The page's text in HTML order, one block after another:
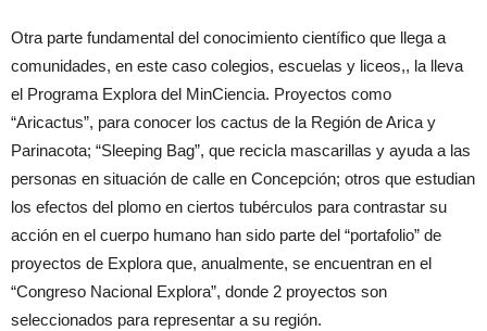
Otra parte fundamental del conocimiento científico que llega a
comunidades, en este caso colegios, escuelas y liceos,, la lleva
el Programa Explora del MinCiencia. Proyectos como
“Aricactus”, para conocer los cactus de la Región de Arica y
Parinacota; “Sleeping Bag”, que recicla mascarillas y ayuda a las
personas en situación de calle en Concepción; otros que estudian
los efectos del plomo en ciertos tubérculos para contrastar su
acción en el cuerpo humano han sido parte del “portafolio” de
proyectos de Explora que, anualmente, se encuentran en el
“Congreso Nacional Explora”, donde 2 proyectos son
seleccionados para representar a su región.